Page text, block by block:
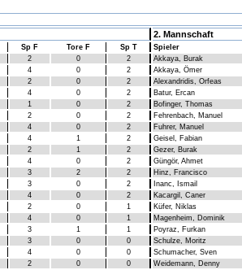
2. Mannschaft
Sp F Tore F Sp T Spieler
2 0 2 Akkaya, Burak
4 0 2 Akkaya, Ömer
2 0 2 Alexandridis, Orfeas
4 0 2 Batur, Ercan
1 0 2 Bofinger, Thomas
2 0 2 Fehrenbach, Manuel
4 0 2 Fuhrer, Manuel
4 1 2 Geisel, Fabian
2 1 2 Gezer, Burak
4 0 2 Güngör, Ahmet
3 2 2 Hinz, Francisco
3 0 2 Inanc, Ismail
4 0 2 Kacargil, Caner
2 0 1 Küfer, Niklas
4 0 1 Magenheim, Dominik
3 1 1 Poyraz, Furkan
3 0 0 Schulze, Moritz
4 0 0 Schumacher, Sven
2 0 0 Weidemann, Denny